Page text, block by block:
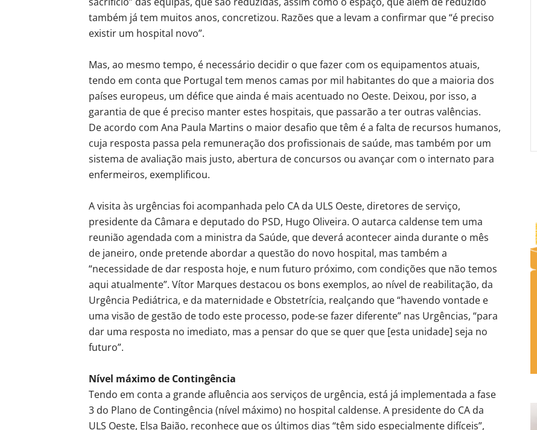
também já tem muitos anos, concretizou. Razões que a levam a confirmar que “é preciso
existir um hospital novo”.
Mas, ao mesmo tempo, é necessário decidir o que fazer com os equipamentos atuais,
tendo em conta que Portugal tem menos camas por mil habitantes do que a maioria dos
países europeus, um défice que ainda é mais acentuado no Oeste. Deixou, por isso, a
garantia de que é preciso manter estes hospitais, que passarão a ter outras valências.
De acordo com Ana Paula Martins o maior desafio que têm é a falta de recursos humanos,
cuja resposta passa pela remuneração dos profissionais de saúde, mas também por um
sistema de avaliação mais justo, abertura de concursos ou avançar com o internato para
enfermeiros, exemplificou.
A visita às urgências foi acompanhada pelo CA da ULS Oeste, diretores de serviço,
presidente da Câmara e deputado do PSD, Hugo Oliveira. O autarca caldense tem uma
reunião agendada com a ministra da Saúde, que deverá acontecer ainda durante o mês
de janeiro, onde pretende abordar a questão do novo hospital, mas também a
“necessidade de dar resposta hoje, e num futuro próximo, com condições que não temos
aqui atualmente”. Vítor Marques destacou os bons exemplos, ao nível de reabilitação, da
Urgência Pediátrica, e da maternidade e Obstetrícia, realçando que “havendo vontade e
uma visão de gestão de todo este processo, pode-se fazer diferente” nas Urgências, “para
dar uma resposta no imediato, mas a pensar do que se quer que [esta unidade] seja no
futuro”.
Nível máximo de Contingência
Tendo em conta a grande afluência aos serviços de urgência, está já implementada a fase
3 do Plano de Contingência (nível máximo) no hospital caldense. A presidente do CA da
ULS Oeste, Elsa Baião, reconhece que os últimos dias “têm sido especialmente difíceis”,